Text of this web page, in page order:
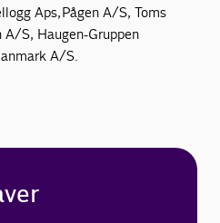
Aps, Pågen A/S, Toms
A/S, Haugen-Gruppen
A/S.